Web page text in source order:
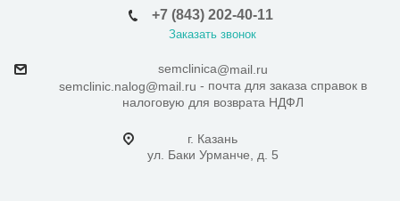
+7 (843) 202-40-11
Заказать звонок
semclinica@mail.ru
semclinic.nalog@mail.ru - почта для заказа справок в
налоговую для возврата НДФЛ
г. Казань
ул. Баки Урманче, д. 5